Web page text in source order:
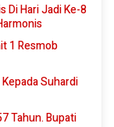
Di Hari Jadi Ke-8
1 Resmob
Suhardi
Tahun. Bupati